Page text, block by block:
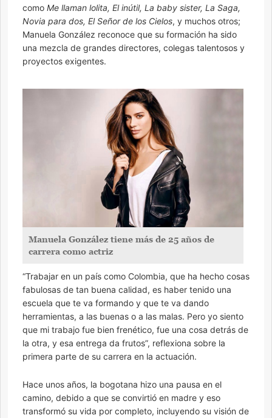
como Me llaman lolita, El inútil, La baby sister, La Saga,
Novia para dos, El Señor de los Cielos, y muchos otros;
Manuela González reconoce que su formación ha sido
una mezcla de grandes directores, colegas talentosos y
proyectos exigentes.
Manuela González tiene más de 25 años de
carrera como actriz
“Trabajar en un país como Colombia, que ha hecho cosas
fabulosas de tan buena calidad, es haber tenido una
escuela que te va formando y que te va dando
herramientas, a las buenas o a las malas. Pero yo siento
que mi trabajo fue bien frenético, fue una cosa detrás de
la otra, y esa entrega da frutos”, reflexiona sobre la
primera parte de su carrera en la actuación.
Hace unos años, la bogotana hizo una pausa en el
camino, debido a que se convirtió en madre y eso
transformó su vida por completo, incluyendo su visión de